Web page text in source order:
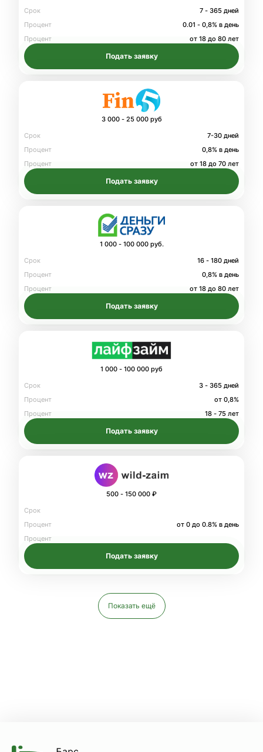
Срок
7 - 365 дней
Процент
0.01 - 0,8% в день
Процент
от 18 до 80 лет
Подать заявку
3 000 - 25 000 руб
Срок
7-30 дней
Процент
0,8% в день
Процент
от 18 до 70 лет
Подать заявку
1 000 - 100 000 руб.
Срок
16 - 180 дней
Процент
0,8% в день
Процент
от 18 до 80 лет
Подать заявку
1 000 - 100 000 руб
Срок
3 - 365 дней
Процент
от 0,8%
Процент
18 - 75 лет
Подать заявку
500 - 150 000 ₽
Срок
Процент
от 0 до 0.8% в день
Процент
Подать заявку
Показать ещё